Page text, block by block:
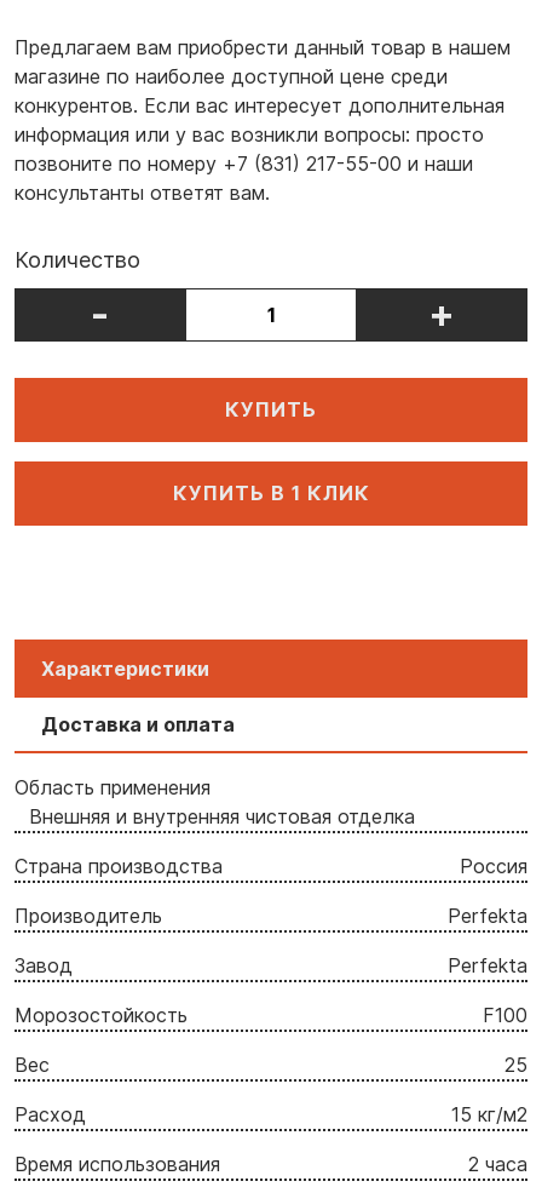
Предлагаем вам приобрести данный товар в нашем
магазине по наиболее доступной цене среди
конкурентов. Если вас интересует дополнительная
информация или у вас возникли вопросы: просто
позвоните по номеру +7 (831) 217-55-00 и наши
консультанты ответят вам.
Количество
- +
КУПИТЬ
КУПИТЬ В 1 КЛИК
Характеристики
Доставка и оплата
Область применения
Внешняя и внутренняя чистовая отделка
Страна производства Россия
Производитель Perfekta
Завод Perfekta
Морозостойкость F100
Вес 25
Расход 15 кг/м2
Время использования 2 часа